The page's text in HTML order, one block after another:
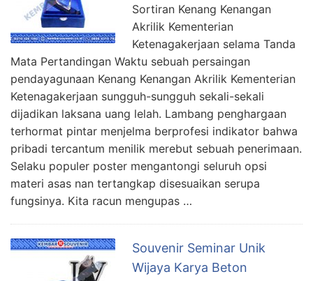
Sortiran Kenang Kenangan
Akrilik Kementerian
Ketenagakerjaan selama Tanda
Mata Pertandingan Waktu sebuah persaingan
pendayagunaan Kenang Kenangan Akrilik Kementerian
Ketenagakerjaan sungguh-sungguh sekali-sekali
dijadikan laksana uang lelah. Lambang penghargaan
terhormat pintar menjelma berprofesi indikator bahwa
pribadi tercantum menilik merebut sebuah penerimaan.
Selaku populer poster mengantongi seluruh opsi
materi asas nan tertangkap disesuaikan serupa
fungsinya. Kita racun mengupas …
Souvenir Seminar Unik
Wijaya Karya Beton